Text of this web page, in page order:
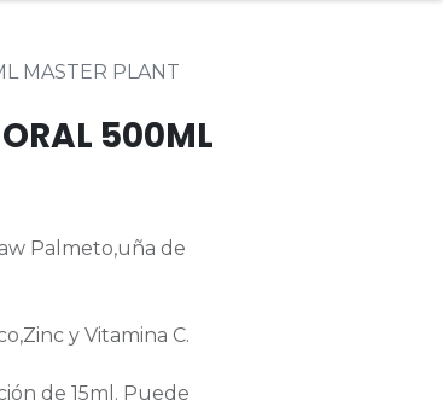
MASTER PLANT
500ML
Palmeto,uña de
y Vitamina C.
de 15ml. Puede